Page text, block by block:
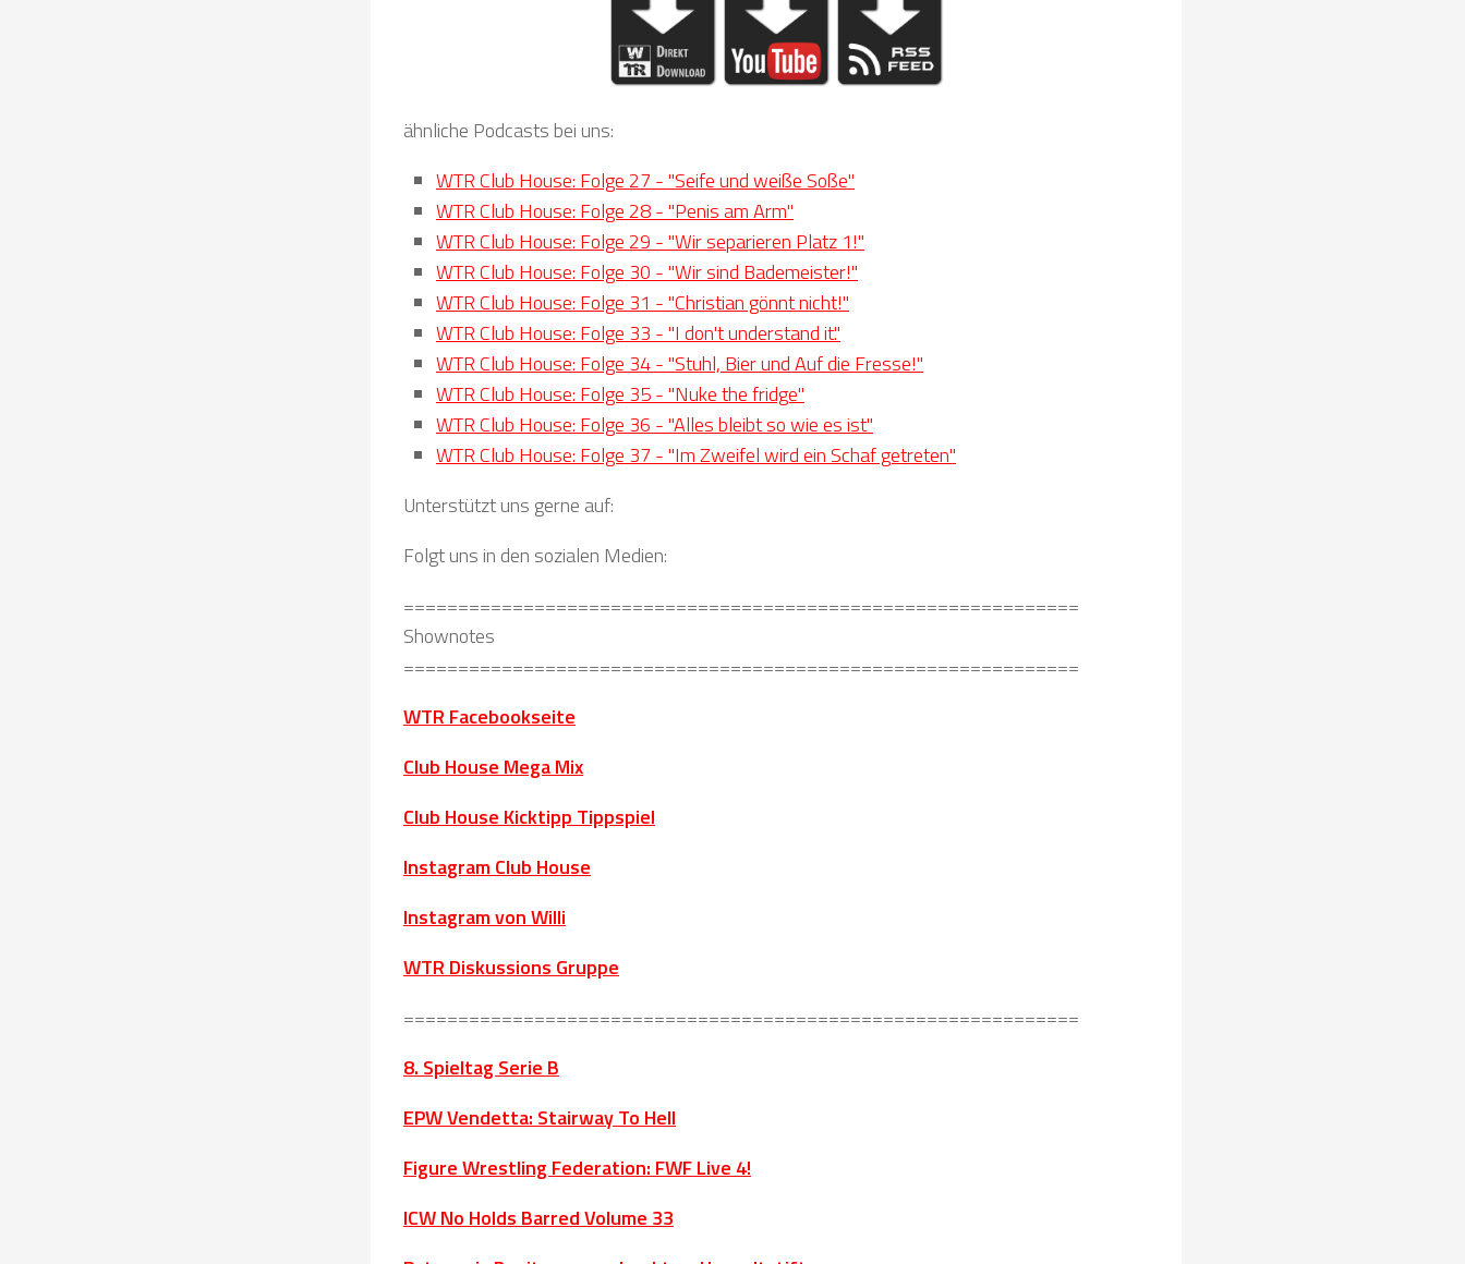
ähnliche Podcasts bei uns:
WTR Club House: Folge 27 - "Seife und weiße Soße"
WTR Club House: Folge 28 - "Penis am Arm"
WTR Club House: Folge 29 - "Wir separieren Platz 1!"
WTR Club House: Folge 30 - "Wir sind Bademeister!"
WTR Club House: Folge 31 - "Christian gönnt nicht!"
WTR Club House: Folge 33 - "I don't understand it."
WTR Club House: Folge 34 - "Stuhl, Bier und Auf die Fresse!"
WTR Club House: Folge 35 - "Nuke the fridge"
WTR Club House: Folge 36 - "Alles bleibt so wie es ist"
WTR Club House: Folge 37 - "Im Zweifel wird ein Schaf getreten"
Unterstützt uns gerne auf:
Folgt uns in den sozialen Medien:
==============================================================
Shownotes
==============================================================
WTR Facebookseite
Club House Mega Mix
Club House Kicktipp Tippspiel
Instagram Club House
Instagram von Willi
WTR Diskussions Gruppe
==============================================================
8. Spieltag Serie B
EPW Vendetta: Stairway To Hell
Figure Wrestling Federation: FWF Live 4!
ICW No Holds Barred Volume 33